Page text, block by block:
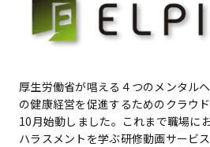
厚生労働省が唱える４つのメンタル
の健康経営を促進するためのクラウ
10月始動しました。これまで職場に
ハラスメントを学ぶ研修動画サービ